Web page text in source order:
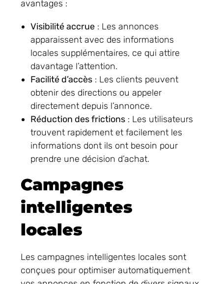
avantages :
Visibilité accrue : Les annonces
apparaissent avec des informations
locales supplémentaires, ce qui attire
davantage l’attention.
Facilité d’accès : Les clients peuvent
obtenir des directions ou appeler
directement depuis l’annonce.
Réduction des frictions : Les utilisateurs
trouvent rapidement et facilement les
informations dont ils ont besoin pour
prendre une décision d’achat.
Campagnes
intelligentes
locales
Les campagnes intelligentes locales sont
conçues pour optimiser automatiquement